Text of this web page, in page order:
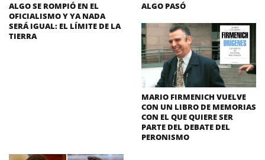
ALGO SE ROMPIÓ EN EL
OFICIALISMO Y YA NADA
SERÁ IGUAL: EL LÍMITE DE LA
TIERRA
ALGO PASÓ
MARIO FIRMENICH VUELVE
CON UN LIBRO DE MEMORIAS
CON EL QUE QUIERE SER
PARTE DEL DEBATE DEL
PERONISMO